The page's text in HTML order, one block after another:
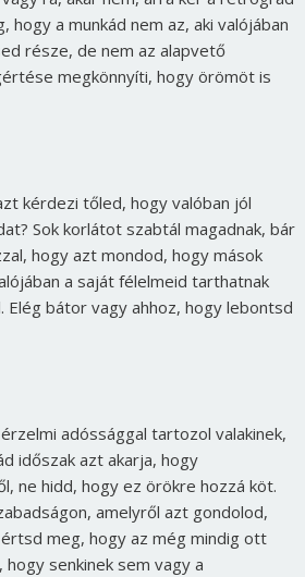
hogy a munkád nem az, aki valójában
része, de nem az alapvető
megkönnyíti, hogy örömöt is
kérdezi tőled, hogy valóban jól
Sok korlátot szabtál magadnak, bár
hogy azt mondod, hogy mások
a saját félelmeid tarthatnak
Elég bátor vagy ahhoz, hogy lebontsd
adóssággal tartozol valakinek,
időszak azt akarja, hogy
ne hidd, hogy ez örökre hozzá köt.
amelyről azt gondolod,
meg, hogy az még mindig ott
senkinek sem vagy a